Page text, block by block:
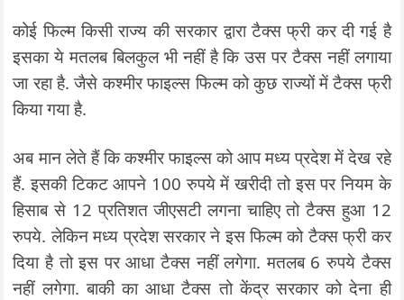
कोई फिल्म किसी राज्य की सरकार द्वारा टैक्स फ्री कर दी गई है
इसका ये मतलब बिलकुल भी नहीं है कि उस पर टैक्स नहीं लगाया
जा रहा है. जैसे कश्मीर फाइल्स फिल्म को कुछ राज्यों में टैक्स फ्री
किया गया है.
अब मान लेते हैं कि कश्मीर फाइल्स को आप मध्य प्रदेश में देख रहे
हैं. इसकी टिकट आपने 100 रुपये में खरीदी तो इस पर नियम के
हिसाब से 12 प्रतिशत जीएसटी लगना चाहिए तो टैक्स हुआ 12
रुपये. लेकिन मध्य प्रदेश सरकार ने इस फिल्म को टैक्स फ्री कर
दिया है तो इस पर आधा टैक्स नहीं लगेगा. मतलब 6 रुपये टैक्स
नहीं लगेगा. बाकी का आधा टैक्स तो केंद्र सरकार को देना ही